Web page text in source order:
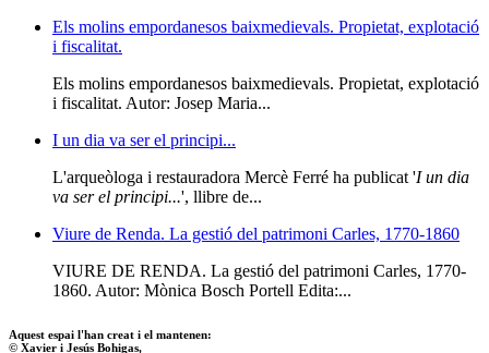
Els molins empordanesos baixmedievals. Propietat, explotació
i fiscalitat.
Els molins empordanesos baixmedievals. Propietat, explotació
i fiscalitat. Autor: Josep Maria...
I un dia va ser el principi...
L'arqueòloga i restauradora Mercè Ferré ha publicat 'I un dia
va ser el principi...', llibre de...
Viure de Renda. La gestió del patrimoni Carles, 1770-1860
VIURE DE RENDA. La gestió del patrimoni Carles, 1770-
1860. Autor: Mònica Bosch Portell Edita:...
Aquest espai l'han creat i el mantenen:
© Xavier i Jesús Bohigas,